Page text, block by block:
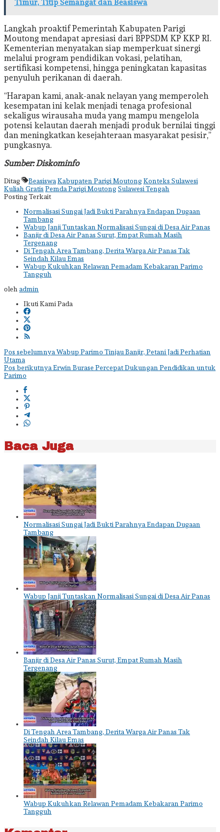
Timur, Titip Semangat dan Beasiswa
Langkah proaktif Pemerintah Kabupaten Parigi
Moutong mendapat apresiasi dari BPPSDM KP KKP RI.
Kementerian menyatakan siap memperkuat sinergi
melalui program pendidikan vokasi, pelatihan,
sertifikasi kompetensi, hingga peningkatan kapasitas
penyuluh perikanan di daerah.
“Harapan kami, anak-anak nelayan yang memperoleh
kesempatan ini kelak menjadi tenaga profesional
sekaligus wirausaha muda yang mampu mengelola
potensi kelautan daerah menjadi produk bernilai tinggi
dan meningkatkan kesejahteraan masyarakat pesisir,”
pungkasnya.
Sumber: Diskominfo
Ditag BeasiswaKabupaten Parigi Moutong Konteks Sulawesi
Kuliah Gratis Pemda Parigi Moutong Sulawesi Tengah
Posting Terkait
Normalisasi Sungai Jadi Bukti Parahnya Endapan Dugaan
Tambang
Wabup Janji Tuntaskan Normalisasi Sungai di Desa Air Panas
Banjir di Desa Air Panas Surut, Empat Rumah Masih
Tergenang
Di Tengah Area Tambang, Derita Warga Air Panas Tak
Seindah Kilau Emas
Wabup Kukuhkan Relawan Pemadam Kebakaran Parimo
Tangguh
oleh admin
Ikuti Kami Pada
Navigasi
pos
Pos sebelumnyaWabup Parimo Tinjau Banjir, Petani Jadi Perhatian
Utama
Pos berikutnyaErwin Burase Percepat Dukungan Pendidikan untuk
Parimo
Baca Juga
Normalisasi Sungai Jadi Bukti Parahnya Endapan Dugaan
Tambang
Wabup Janji Tuntaskan Normalisasi Sungai di Desa Air Panas
Banjir di Desa Air Panas Surut, Empat Rumah Masih
Tergenang
Di Tengah Area Tambang, Derita Warga Air Panas Tak
Seindah Kilau Emas
Wabup Kukuhkan Relawan Pemadam Kebakaran Parimo
Tangguh